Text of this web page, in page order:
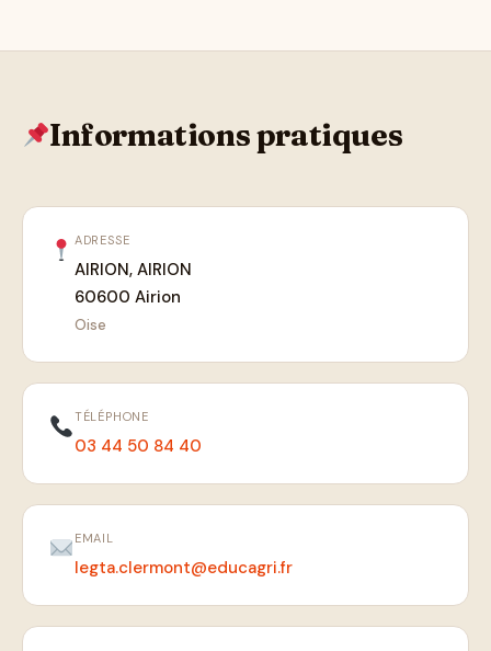
Informations pratiques
ADRESSE
AIRION, AIRION
60600 Airion
Oise
TÉLÉPHONE
03 44 50 84 40
EMAIL
legta.clermont@educagri.fr